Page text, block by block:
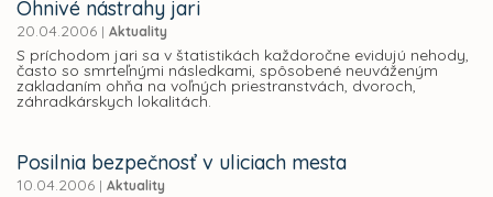
Ohnivé nástrahy jari
20.04.2006 | Aktuality
S príchodom jari sa v štatistikách každoročne evidujú nehody,
často so smrteľnými následkami, spôsobené neuváženým
zakladaním ohňa na voľných priestranstvách, dvoroch,
záhradkárskych lokalitách.
Posilnia bezpečnosť v uliciach mesta
10.04.2006 | Aktuality